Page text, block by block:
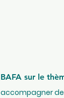
BAFA sur
accompagner